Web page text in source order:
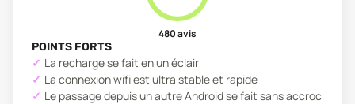
480avis
POINTS FORTS
La recharge se fait en un éclair
La connexion wifi est ultra stable et rapide
Le passage depuis un autre Android se fait sans accroc